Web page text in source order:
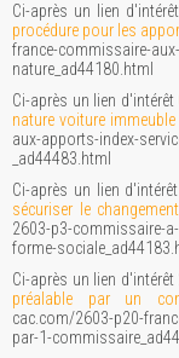
Ci-après un lien
procédure pour les
france-commissaire-
nature_ad44180.html
Ci-après un lien d'intérêt
nature voiture immeuble
aux-apports-index-
_ad44483.html
Ci-après un lien
sécuriser le
2603-p3-commissaire-
forme-
Ci-après un lien d'intérêt
préalable par un
cac.com/2603-p20-
par-1-